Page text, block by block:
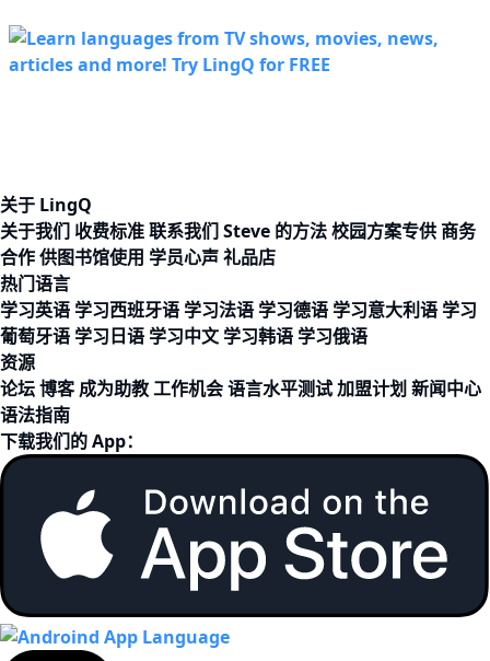
关于 LingQ
关于我们 收费标准联系我们Steve 的方法校园方案专供 商务
合作供图书馆使用 学员心声礼品店
热门语言
学习英语 学习西班牙语 学习法语 学习德语 学习意大利语 学习
葡萄牙语 学习日语 学习中文 学习韩语 学习俄语
资源
论坛博客成为助教工作机会语言水平测试加盟计划 新闻中心
语法指南
下载我们的 App：